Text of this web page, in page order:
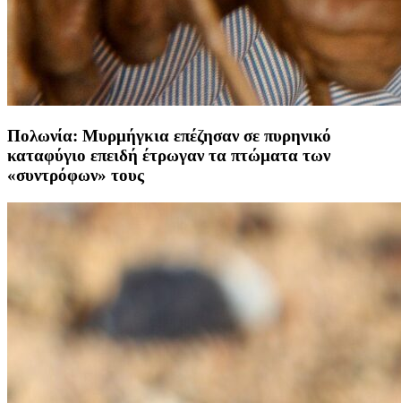
Πολωνία: Μυρμήγκια επέζησαν σε πυρηνικό
καταφύγιο επειδή έτρωγαν τα πτώματα των
«συντρόφων» τους